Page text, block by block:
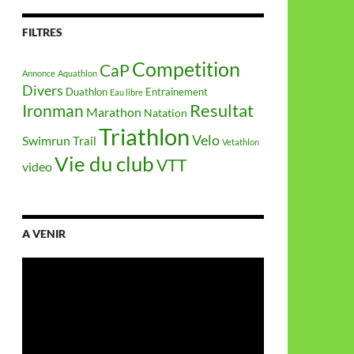
FILTRES
Annonce Aquathlon CaP Competition
Divers Duathlon Eau libre Entrainement
Ironman Marathon Natation Resultat
Swimrun Trail TriathlonVelo Vetathlon
videoVie du clubVTT
A VENIR